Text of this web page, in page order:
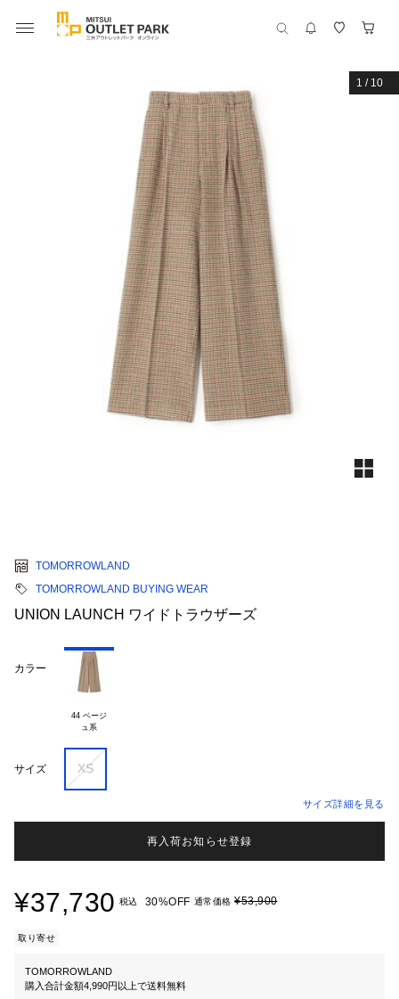
1 / 10
TOMORROWLAND
TOMORROWLAND BUYING WEAR
UNION LAUNCH ワイドトラウザーズ
カラー
44 ベージ
サイズ XS
サイズ詳細を見る
再入荷お知らせ登録
¥37,730 税込 30%OFF 通常価格 ¥53,900
取り寄せ
TOMORROWLAND
購入合計金額4,990円以上で送料無料